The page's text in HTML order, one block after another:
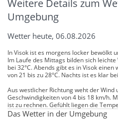
Weitere Details zum
Umgebung
Wetter heute, 06.08.2026
In Visok ist es morgens locker bewölkt
Im Laufe des Mittags bilden sich
bei 32°C. Abends gibt es in Visok
von 21 bis zu 28°C. Nachts ist es klar
Aus westlicher Richtung weht der Wind
Geschwindigkeiten von 4 bis 18 km/h.
ist zu rechnen. Gefühlt liegen die
Das Wetter in der Umgebung